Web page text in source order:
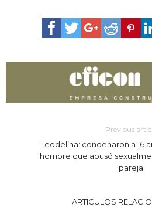
Previous
Teodelina: condenaron a 16
hombre que abusó
pareja
ARTICULOS